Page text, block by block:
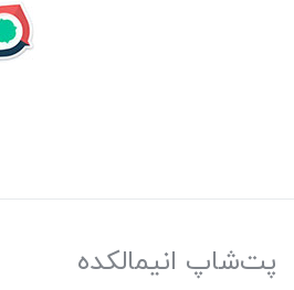
پت‌شاپ انیمالکده